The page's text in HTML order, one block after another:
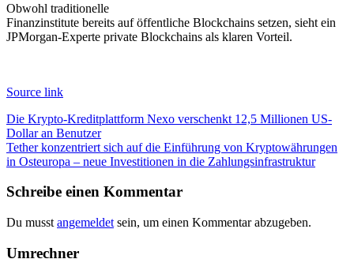
Obwohl traditionelle
Finanzinstitute bereits auf öffentliche Blockchains setzen, sieht ein
JPMorgan-Experte private Blockchains als klaren Vorteil.
Source link
Beitragsnavigation
Die Krypto-Kreditplattform Nexo verschenkt 12,5 Millionen US-
Dollar an Benutzer
Tether konzentriert sich auf die Einführung von Kryptowährungen
in Osteuropa – neue Investitionen in die Zahlungsinfrastruktur
Schreibe einen Kommentar
Du musst angemeldet sein, um einen Kommentar abzugeben.
Umrechner